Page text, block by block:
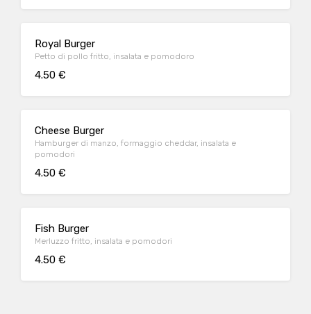
Royal Burger
Petto di pollo fritto, insalata e pomodoro
4.50 €
Cheese Burger
Hamburger di manzo, formaggio cheddar, insalata e
pomodori
4.50 €
Fish Burger
Merluzzo fritto, insalata e pomodori
4.50 €